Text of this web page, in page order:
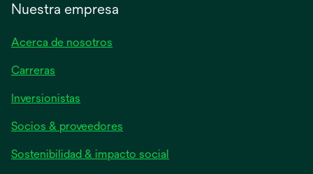
Nuestra empresa
Acerca de nosotros
Carreras
Inversionistas
en
una
pestaña
Socios & proveedores
Sostenibilidad & impacto social